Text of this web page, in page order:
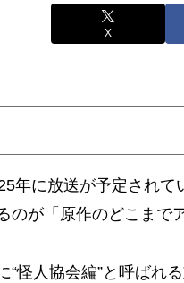
X
年に放送が予定されて
のが「原作のどこまで
“怪人協会編”と呼ばれ